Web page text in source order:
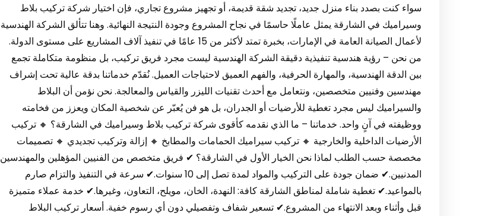
سواء كنت بصدد بناء منزل جديد، تجديد شقة قديمة، أو تجهيز مشروع تجاري، فإن اختيار شركة تركيب بلاط
وسيراميك في الشارقة يمثل عاملًا حاسمًا في نجاح المشروع وجودة النتيجة النهائية. وهنا تتألق الشركة الهندسية
لأعمال الصيانة العامة في الإمارات، بخبرة تمتد لأكثر من 15 عامًا في تنفيذ آلاف المشاريع على مستوى الدولة.
من نحن – رؤية هندسية تنفيذية دقيقة الشركة الهندسية ليست مجرد فريق تركيب، بل منظومة متكاملة تجمع
بين الدقة الهندسية، والمهارة الحرفية، والفهم العميق لاحتياجات العميل. نُقدّم خدماتنا بدقة عالية تحت إشراف
مهندسين وفنيين متخصصين، ونتعامل مع أحدث تقنيات الليزر والقياس والمعالجة. نحن نؤمن أن البلاط
والسيراميك ليس مجرد تغطية للأرضيات أو الجدران، بل هو فن يُعبّر عن شخصية المكان ويعزز من فخامته
ووظيفته في آنٍ واحد. خدماتنا – ما الذي نقدمه كأقوى شركة تركيب بلاط وسيراميك في الشارقة؟ 🔸 تركيب
الأرضيات الداخلية والخارجية 🔸 تركيب سيراميك الحمامات والمطابخ 🔸 إزالة وتركيب تجديدي 🔸 تصميمات
مخصصة حسب الطلب لماذا نحن الخيار الأول في الشارقة؟ ✔ فريق متخصص من الفنيين المؤهلين والمهندسين
المدنيين.✔ ضمان جودة على التركيب والمواد لمدة تصل إلى 10 سنوات.✔ سرعة في التنفيذ والتزام صارم
بالمواعيد.✔ تغطية شاملة لمناطق الشارقة كافة: النهدة، الخان، مويلح، التعاون، وغيرها.✔ خدمة عملاء متميزة
قبل وأثناء وبعد الانتهاء من المشروع.✔ تسعير شفاف وتفصيلي دون أي رسوم خفية. أسعار تركيب البلاط